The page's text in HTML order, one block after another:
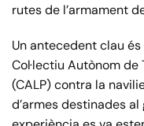
rutes de l’armament
Un antecedent clau
Col·lectiu Autònom
(CALP) contra la
d’armes destinades